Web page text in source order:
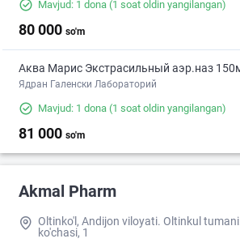
Mavjud: 1 dona (1 soat oldin yangilangan)
80 000 so'm
Аква Марис Экстрасильный аэр.наз
Ядран Галенски Лабораторий
Mavjud: 1 dona (1 soat oldin yangilangan)
81 000 so'm
Akmal Pharm
Oltinko'l, Andijon viloyati. Oltinkul
ko'chasi, 1